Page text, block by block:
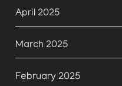
April 2025
March 2025
February 2025